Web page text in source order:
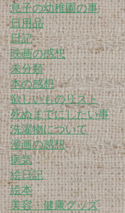
息子の幼稚園の事
日用品
日記
映画の感想
未分類
本の感想
欲しいものリスト
死ぬまでにしたい事
洗濯物について
漫画の感想
病気
絵日記
絵本
美容・健康グッズ